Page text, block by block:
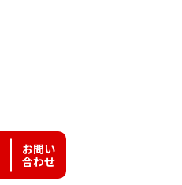
お問い
合わせ